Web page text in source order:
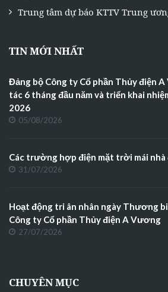
Trung tâm dự báo KTTV Trung
TIN MỚI NHẤT
Đảng bộ Công ty Cổ phần Thủy điện
tác 6 tháng đầu năm và triển khai
2026
05/08/2026
Các trường hợp điện mặt trời mái
31/07/2026
Hoạt động tri ân nhân ngày Thương
Công ty Cổ phần Thủy điện A Vương
27/07/2026
CHUYÊN MỤC